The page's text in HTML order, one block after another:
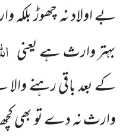
بے اولاد نہ چھوڑ
بہتر وارث ہے یعنی
کے بعد باقی رہنے والا
وارث نہ دے تو بھی کچھ